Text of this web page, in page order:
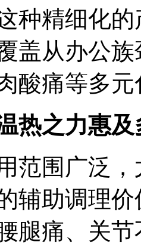
种精细化
盖从办公
酸痛等多
热之力惠
范围广泛
辅助调理
腿痛、关